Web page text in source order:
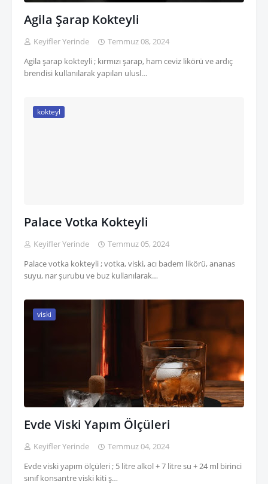
Agila Şarap Kokteyli
Keyifler Yerinde
Temmuz 08, 2024
Agila şarap kokteyli ; kırmızı şarap, ham ceviz likörü ve ardıç
brendisi kullanılarak yapılan ulusl…
kokteyl
Palace Votka Kokteyli
Keyifler Yerinde
Temmuz 05, 2024
Palace votka kokteyli ; votka, viski, acı badem likörü, ananas
suyu, nar şurubu ve buz kullanılarak…
viski
Evde Viski Yapım Ölçüleri
Keyifler Yerinde
Temmuz 04, 2024
Evde viski yapım ölçüleri ; 5 litre alkol + 7 litre su + 24 ml birinci
sınıf konsantre viski kiti ş…